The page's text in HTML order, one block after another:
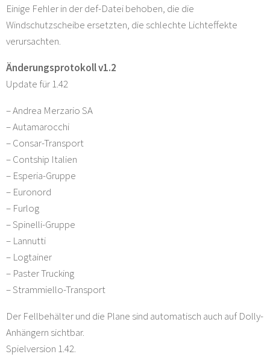
Einige Fehler in der def-Datei behoben, die die
Windschutzscheibe ersetzten, die schlechte Lichteffekte
verursachten.
Änderungsprotokoll v1.2
Update für 1.42
– Andrea Merzario SA
– Autamarocchi
– Consar-Transport
– Contship Italien
– Esperia-Gruppe
– Euronord
– Furlog
– Spinelli-Gruppe
– Lannutti
– Logtainer
– Paster Trucking
– Strammiello-Transport
Der Fellbehälter und die Plane sind automatisch auch auf Dolly-
Anhängern sichtbar.
Spielversion 1.42.